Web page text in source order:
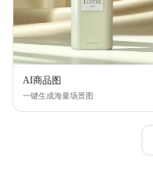
AI商品图
一键生成海量场景图